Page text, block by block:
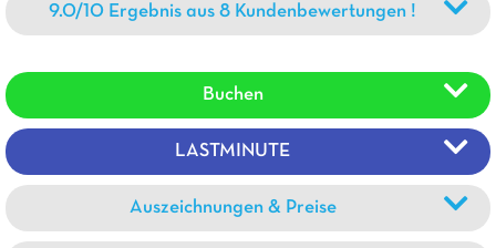
9.0/10 Ergebnis aus 8 Kundenbewertungen !
Buchen
LASTMINUTE
Auszeichnungen & Preise